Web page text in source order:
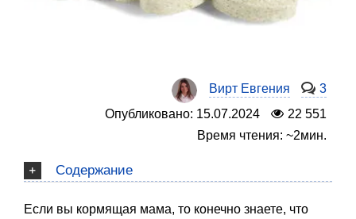
Вирт Евгения
3
Опубликовано: 15.07.2024
22 551
Время чтения: ~2мин.
Содержание
Если вы кормящая мама, то конечно знаете, что